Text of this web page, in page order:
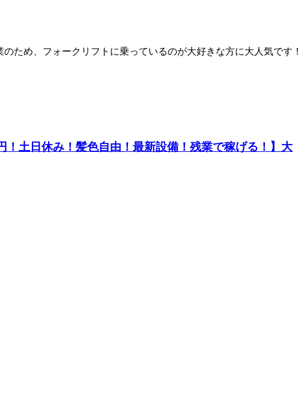
ため、フォークリフトに乗っているのが大好きな方に大人気です！
土日休み！髪色自由！最新設備！残業で稼げる！】大